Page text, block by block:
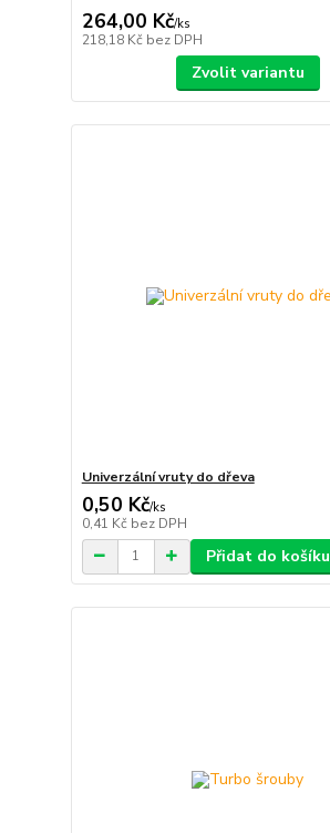
264,00 Kč/ks
218,18 Kč bez DPH
Zvolit variantu
Univerzální vruty do dřeva
0,50 Kč/ks
0,41 Kč bez DPH
Přidat do košíku